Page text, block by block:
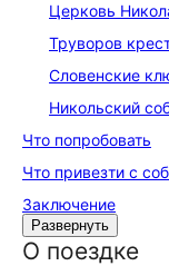
Церковь
Труворов
Словенские
Никольский
Что попробовать
Что привезти с
Заключение
Развернуть
О поездке